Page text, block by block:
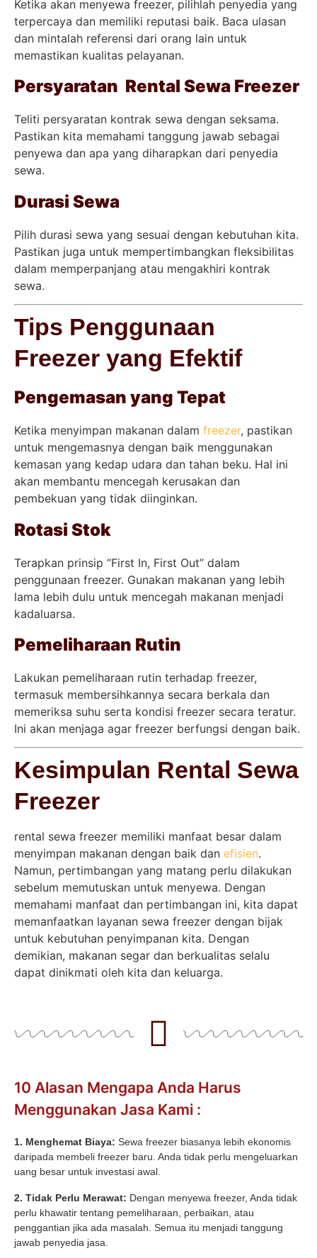
Ketika akan menyewa freezer, pilihlah penyedia yang
terpercaya dan memiliki reputasi baik. Baca ulasan
dan mintalah referensi dari orang lain untuk
memastikan kualitas pelayanan.
Persyaratan Rental Sewa Freezer
Teliti persyaratan kontrak sewa dengan seksama.
Pastikan kita memahami tanggung jawab sebagai
penyewa dan apa yang diharapkan dari penyedia
sewa.
Durasi Sewa
Pilih durasi sewa yang sesuai dengan kebutuhan kita.
Pastikan juga untuk mempertimbangkan fleksibilitas
dalam memperpanjang atau mengakhiri kontrak
sewa.
Tips Penggunaan
Freezer yang Efektif
Pengemasan yang Tepat
Ketika menyimpan makanan dalam freezer, pastikan
untuk mengemasnya dengan baik menggunakan
kemasan yang kedap udara dan tahan beku. Hal ini
akan membantu mencegah kerusakan dan
pembekuan yang tidak diinginkan.
Rotasi Stok
Terapkan prinsip “First In, First Out” dalam
penggunaan freezer. Gunakan makanan yang lebih
lama lebih dulu untuk mencegah makanan menjadi
kadaluarsa.
Pemeliharaan Rutin
Lakukan pemeliharaan rutin terhadap freezer,
termasuk membersihkannya secara berkala dan
memeriksa suhu serta kondisi freezer secara teratur.
Ini akan menjaga agar freezer berfungsi dengan baik.
Kesimpulan Rental Sewa
Freezer
rental sewa freezer memiliki manfaat besar dalam
menyimpan makanan dengan baik dan efisien.
Namun, pertimbangan yang matang perlu dilakukan
sebelum memutuskan untuk menyewa. Dengan
memahami manfaat dan pertimbangan ini, kita dapat
memanfaatkan layanan sewa freezer dengan bijak
untuk kebutuhan penyimpanan kita. Dengan
demikian, makanan segar dan berkualitas selalu
dapat dinikmati oleh kita dan keluarga.
10 Alasan Mengapa Anda Harus
Menggunakan Jasa Kami :
1. Menghemat Biaya: Sewa freezer biasanya lebih ekonomis
daripada membeli freezer baru. Anda tidak perlu mengeluarkan
uang besar untuk investasi awal.
2. Tidak Perlu Merawat: Dengan menyewa freezer, Anda tidak
perlu khawatir tentang pemeliharaan, perbaikan, atau
penggantian jika ada masalah. Semua itu menjadi tanggung
jawab penyedia jasa.